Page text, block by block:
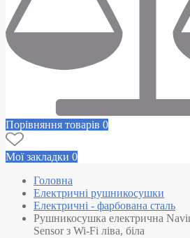
Порівняння товарів 0
Мої закладки 0
Головна
Електричні рушникосушки
Електричні - фарбована сталь
Рушникосушка електрична
Sensor з Wi-Fi ліва, біла